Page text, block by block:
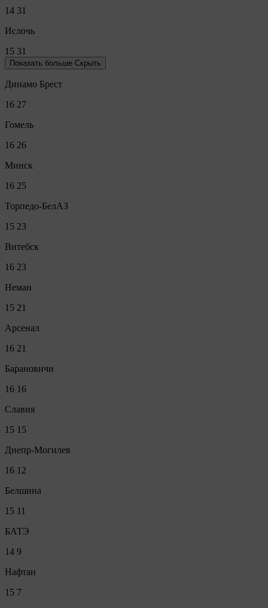
14 31
Ислочь
15 31
Показать больше Скрыть
Динамо Брест
16 27
Гомель
16 26
Минск
16 25
Торпедо-БелАЗ
15 23
Витебск
16 23
Неман
15 21
Арсенал
16 21
Барановичи
16 16
Славия
15 15
Днепр-Могилев
16 12
Белшина
15 11
БАТЭ
14 9
Нафтан
15 7